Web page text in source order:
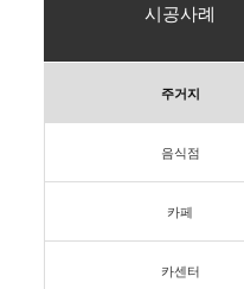
시공사례
주거지
음식점
카페
카센터